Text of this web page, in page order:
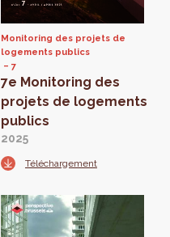
Monitoring des projets de
logements publics
7
7e Monitoring des
projets de logements
publics
2025
Téléchargement